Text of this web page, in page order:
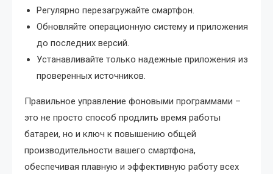
Регулярно перезагружайте смартфон.
Обновляйте операционную систему и приложения
до последних версий.
Устанавливайте только надежные приложения из
проверенных источников.
Правильное управление фоновыми программами –
это не просто способ продлить время работы
батареи, но и ключ к повышению общей
производительности вашего смартфона,
обеспечивая плавную и эффективную работу всех